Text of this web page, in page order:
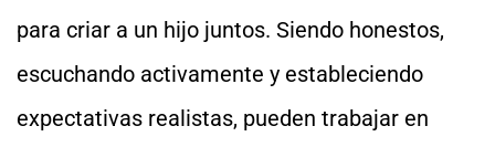
para criar a un hijo juntos. Siendo honestos,
escuchando activamente y estableciendo
expectativas realistas, pueden trabajar en